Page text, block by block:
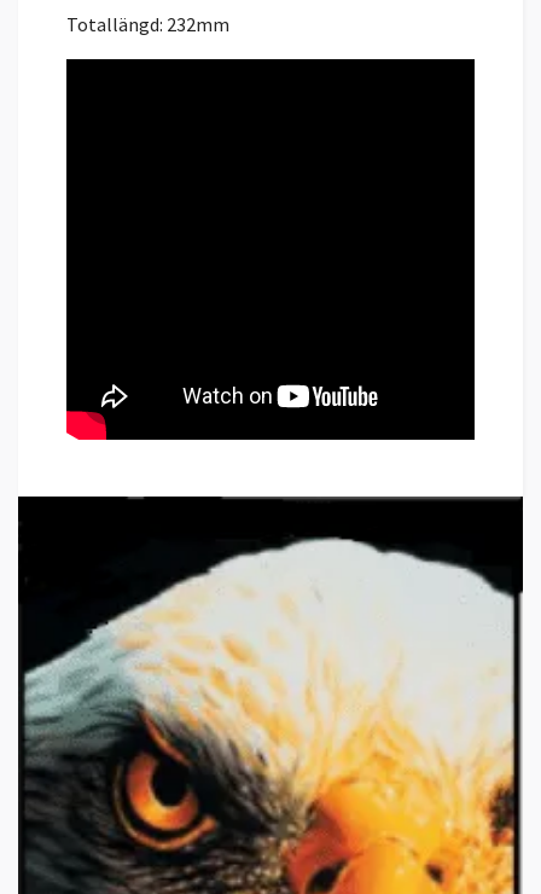
Totallängd: 232mm